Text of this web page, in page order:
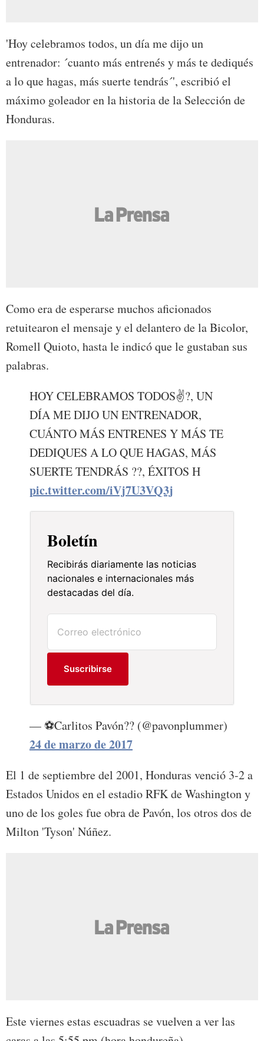
'Hoy celebramos todos, un día me dijo un
entrenador: ´cuanto más entrenés y más te dediqués
a lo que hagas, más suerte tendrás´', escribió el
máximo goleador en la historia de la Selección de
Honduras.
Como era de esperarse muchos aficionados
retuitearon el mensaje y el delantero de la Bicolor,
Romell Quioto, hasta le indicó que le gustaban sus
palabras.
HOY CELEBRAMOS TODOS✌?, UN
DÍA ME DIJO UN ENTRENADOR,
CUÁNTO MÁS ENTRENES Y MÁS TE
DEDIQUES A LO QUE HAGAS, MÁS
SUERTE TENDRÁS ??, ÉXITOS H
pic.twitter.com/iVj7U3VQ3j
Boletín
Recibirás diariamente las noticias
nacionales e internacionales más
destacadas del día.
Suscribirse
— ⚽️Carlitos Pavón?? (@pavonplummer)
24 de marzo de 2017
El 1 de septiembre del 2001, Honduras venció 3-2 a
Estados Unidos en el estadio RFK de Washington y
uno de los goles fue obra de Pavón, los otros dos de
Milton 'Tyson' Núñez.
Este viernes estas escuadras se vuelven a ver las